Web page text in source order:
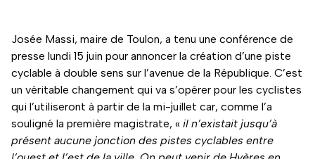
Josée Massi, maire de Toulon, a tenu une conférence de
presse lundi 15 juin pour annoncer la création d’une piste
cyclable à double sens sur l’avenue de la République. C’est
un véritable changement qui va s’opérer pour les cyclistes
qui l’utiliseront à partir de la mi-juillet car, comme l’a
souligné la première magistrate, « il n’existait jusqu’à
présent aucune jonction des pistes cyclables entre